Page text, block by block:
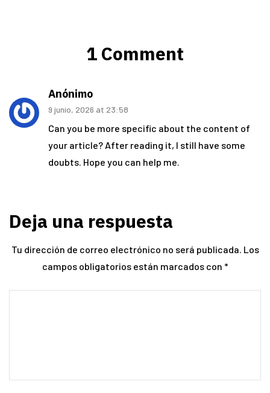
1 Comment
Anónimo
9 junio, 2026 at 23:58
Can you be more specific about the content of
your article? After reading it, I still have some
doubts. Hope you can help me.
Deja una respuesta
Tu dirección de correo electrónico no será publicada. Los
campos obligatorios están marcados con *